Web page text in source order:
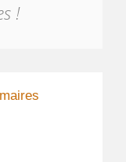
!